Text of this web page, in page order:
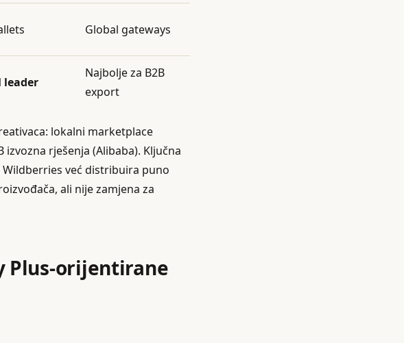
Global gateways
leader
Najbolje za B2B
export
lokalni marketplace
rješenja (Alibaba). Ključna
već distribuira puno
ali nije zamjena za
Plus‑orijentirane